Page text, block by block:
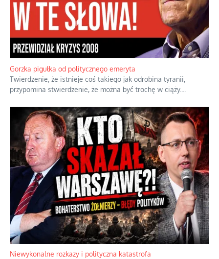
Gorzka pigułka od politycznego emeryta
Twierdzenie, że istnieje coś takiego jak odrobina tyranii,
przypomina stwierdzenie, że można być trochę w ciąży.
Niewykonalne rozkazy i polityczna katastrofa